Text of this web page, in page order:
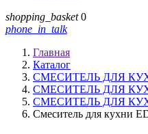
shopping_basket 0
phone_in_talk
Главная
Каталог
СМЕСИТЕЛЬ ДЛЯ
СМЕСИТЕЛЬ ДЛЯ
СМЕСИТЕЛЬ ДЛЯ
Смеситель для кухни